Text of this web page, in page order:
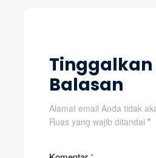
Tinggalkan
Balasan
Alamat email Anda tidak
Ruas yang wajib ditandai *